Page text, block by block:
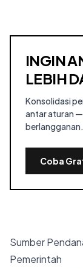
INGIN
LEBIH
Konsolidasi
antar aturan
berlangganan.
Coba
Sumber
Pemerintah